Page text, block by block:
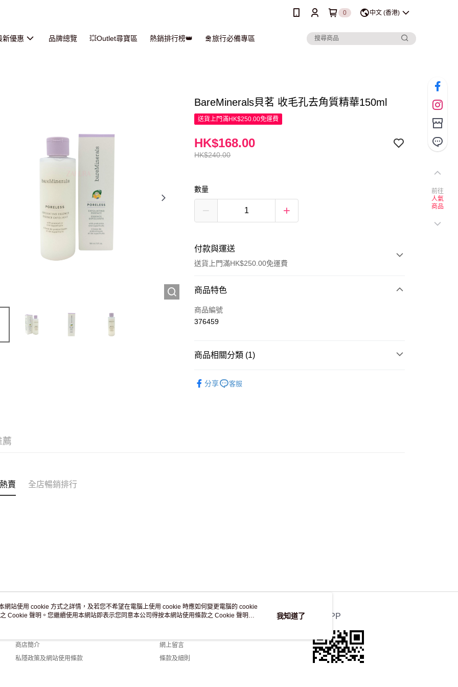
0 中文 (香港)
新優惠 品牌總覽 💥Outlet尋寶區 熱銷排行榜👑 🛅旅行必備專區
BareMinerals貝茗 收毛孔去角質精華150ml
送貨上門滿HK$250.00免運費
HK$240.00
HK$168.00
數量
付款與運送
送貨上門滿HK$250.00免運費
付款方式
信用卡
商品特色
商品編號
376459
商品相關分類 (1)
分享
客服
薦
賣 全店暢銷排行
關於我們
商店簡介
私隱政策及網站使用條款
客戶服務
網上留言
條款及細則
官方APP
前往
人氣
商品
網站使用 cookie 方式之詳情，及若您不希望在電腦上使用 cookie 時應如何變更電腦的 cookie
Cookie 聲明。您繼續使用本網站即表示您同意本公司得按本網站使用條款之 Cookie 聲明使
我知道了